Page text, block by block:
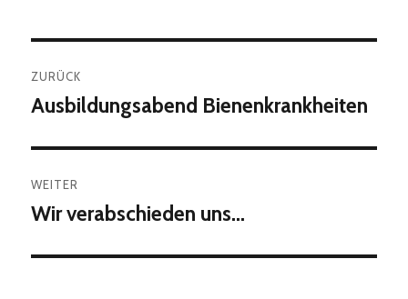
ZURÜCK
Vorheriger
Ausbildungsabend Bienenkrankheiten
WEITER
Nächster
Wir verabschieden uns…